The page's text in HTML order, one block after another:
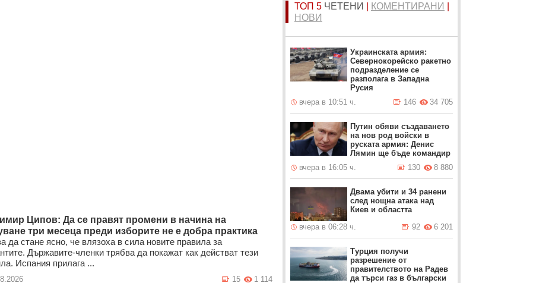
Ципов: Да се правят промени в начина на
три месеца преди изборите не е добра практика
да стане ясно, че влязоха в сила новите правила за
Държавите-членки трябва да покажат как действат тези
Испания прилага ...
1 114
15
ТОП 5 ЧЕТЕНИ КОМЕНТИРАНИ
НОВИ
Украинската армия:
Севернокорейско ракетно
подразделение се
разполага в Западна
Русия
вчера в 10:51 ч.
34 705
146
Путин обяви създаването
на нов род войски в
руската армия: Денис
Лямин ще бъде командир
вчера в 16:05 ч.
8 880
130
Двама убити и 34 ранени
след нощна атака над
Киев и областта
вчера в 06:28 ч.
6 201
92
Турция получи
разрешение от
правителството на Радев
да търси газ в български